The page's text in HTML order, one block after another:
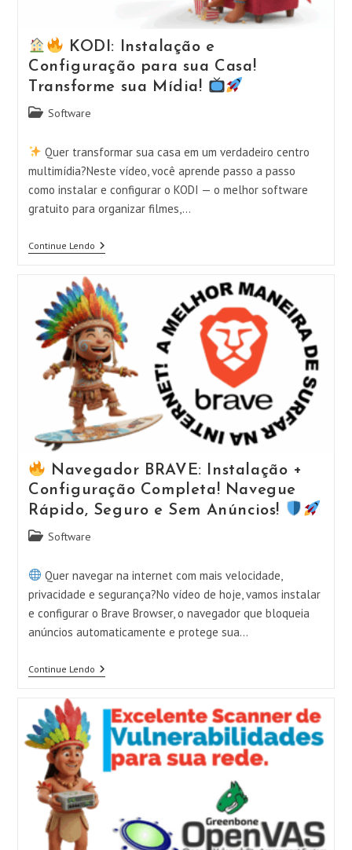
KODI: Instalação e
Configuração para sua Casa!
Transforme sua Mídia!
Categoria
post:
Software
Quer transformar sua casa em um verdadeiro centro
multimídia?Neste vídeo, você aprende passo a passo
como instalar e configurar o KODI — o melhor software
gratuito para organizar filmes,…
Continue Lendo
Instalação
E
Configuração
Para
Sua
Casa!
Transforme
Sua
Mídia!
Navegador BRAVE: Instalação +
Configuração Completa! Navegue
Rápido, Seguro e Sem Anúncios!
Categoria
post:
Software
Quer navegar na internet com mais velocidade,
privacidade e segurança?No vídeo de hoje, vamos instalar
e configurar o Brave Browser, o navegador que bloqueia
anúncios automaticamente e protege sua…
Continue Lendo
Navegador
Instalação
Configuração
Completa!
Navegue
Rápido,
Seguro
E
Sem
Anúncios!